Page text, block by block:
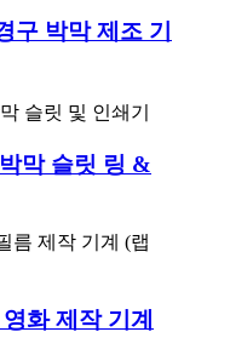
구 박막 제조 기
막 슬릿 링 &
화 제작 기계